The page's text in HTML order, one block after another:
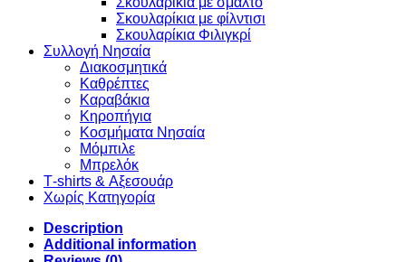
Σκουλαρίκια με φίλντισι
Σκουλαρίκια Φιλιγκρί
Συλλογή Νησαία
Διακοσμητικά
Καθρέπτες
Καραβάκια
Κηροπήγια
Κοσμήματα Νησαία
Μόμπιλε
Μπρελόκ
Τ-shirts & Αξεσουάρ
Χωρίς Κατηγορία
Description
Additional information